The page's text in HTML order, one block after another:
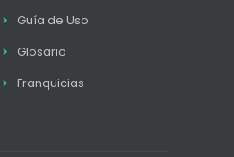
Guía de Uso
Glosario
Franquicias